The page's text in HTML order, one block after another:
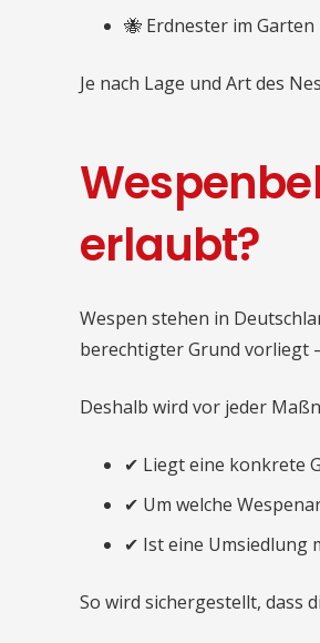
🐝 Erdnester im Garten
Je nach Lage und Art des
erlaubt?
Wespen stehen in
berechtigter Grund vorliegt
Deshalb wird vor jeder
✔ Liegt eine konkrete
✔ Um welche
✔ Ist eine Umsiedlung
So wird sichergestellt, dass